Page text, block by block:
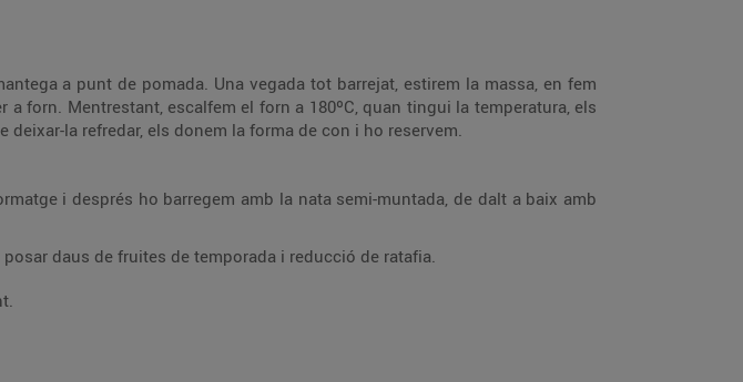
a punt de pomada. Una vegada tot barrejat, estirem la massa, en fem
forn. Mentrestant, escalfem el forn a 180ºC, quan tingui la temperatura, els
la refredar, els donem la forma de con i ho reservem.
i després ho barregem amb la nata semi-muntada, de dalt a baix amb
daus de fruites de temporada i reducció de ratafia.